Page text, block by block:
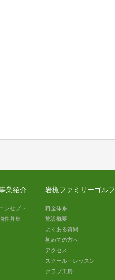
業紹介
コンセプト
件募集
岩槻ファミリーゴルフ
料金体系
施設概要
よくある質問
初めての方へ
アクセス
スクール・レッスン
クラブ工房